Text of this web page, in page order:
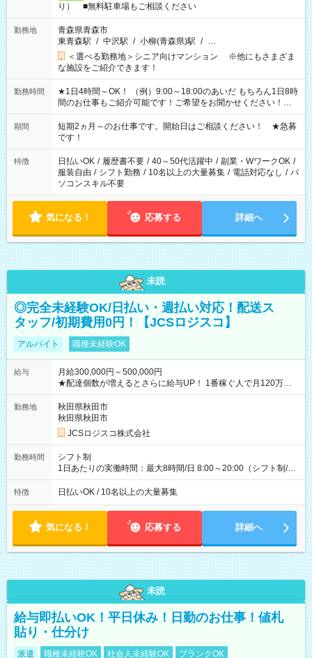
り） ■無料駐車場もご相談ください
勤務地
青森県青森市
東青森駅 / 中沢駅 / 小柳(青森県)駅 / …
＜選べる勤務地＞シニア向けマンション ※他にもさまざま
な施設をご紹介できます！
勤務時間
★1日4時間～OK！ （例）9:00～18:00のあいだ もちろん1日8時
間のお仕事もご紹介可能です！ご希望をお聞かせください！★
家庭の都合でお休みが必要な場合も遠慮なくご相談ください。
※週最低15時間以上の勤務が必要です
期間
短期2ヵ月～のお仕事です。開始日はご相談ください！ ★急募
です！
特徴 日払いOK / 履歴書不要 / 40～50代活躍中 / 副業・WワークOK /
服装自由 / シフト勤務 / 10名以上の大量募集 / 電話対応なし / パ
ソコンスキル不要
気になる！ 応募する 詳細へ
未読
◎完全未経験OK/日払い・週払い対応！配送ス
タッフ/初期費用0円！【JCSロジスコ】
アルバイト 職種未経験OK
給与
月給300,000円～500,000円
★配達個数が増えるとさらに給与UP！ 1番稼ぐ人で月120万ほ
ど！ ・主要都市エリア 月収55万円／週5日稼働 月収65万~112
万円／週6日稼働 ・地方郊外エリア 月収40万円／週5日稼働 月
収40万円~50万円／週6日稼働 ＜モデルイメージ＞ ■月収50万
円 (27歳男性/江東区在住)※元建築関係 1日150個配達×25日勤務
(日休み) ■月収80万円(43歳男性/墨田区在住)※元営業 1日200個
勤務地
秋田県秋田市
秋田県秋田市
JCSロジスコ株式会社
勤務時間
シフト制
1日あたりの実働時間：最大8時間/日 8:00～20:00（シフト制/実
働8時間） ※週5日勤務（場所次第では週4も有り） ※配達状況
によって時間外での勤務可能性有り ※案件により多少の前後あ
特徴 日払いOK / 10名以上の大量募集
気になる！ 応募する 詳細へ
未読
給与即払いOK！平日休み！日勤のお仕事！値札
貼り・仕分け
派遣 職種未経験OK 社会人未経験OK ブランクOK